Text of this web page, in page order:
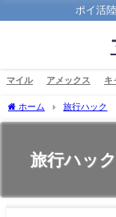
ポイ活
マイル アメックス キ
ホーム 旅行ハック
旅行ハック